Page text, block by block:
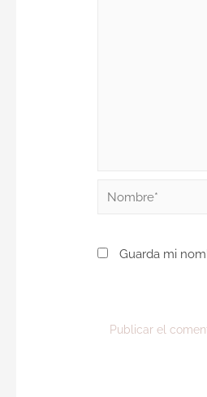
Guarda mi